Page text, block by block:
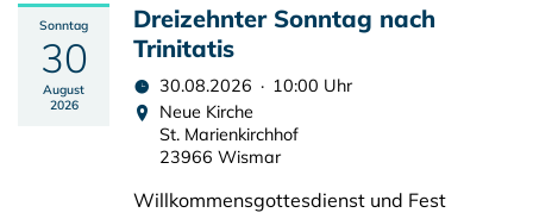
Sonntag
30
August
2026
Dreizehnter Sonntag nach
Trinitatis
30.08.2026 · 10:00 Uhr
Neue Kirche
St. Marienkirchhof
23966 Wismar
Willkommensgottesdienst und Fest